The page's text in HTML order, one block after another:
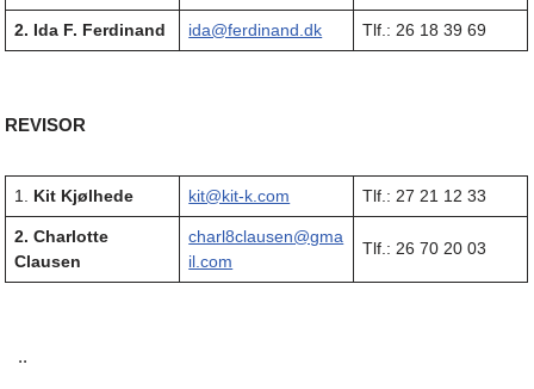
2. Ida F. Ferdinand ida@ferdinand.dk Tlf.: 26 18 39 69
REVISOR
1. Kit Kjølhede kit@kit-k.com Tlf.: 27 21 12 33
2. Charlotte
Clausen
charl8clausen@gma
il.com
Tlf.: 26 70 20 03
..